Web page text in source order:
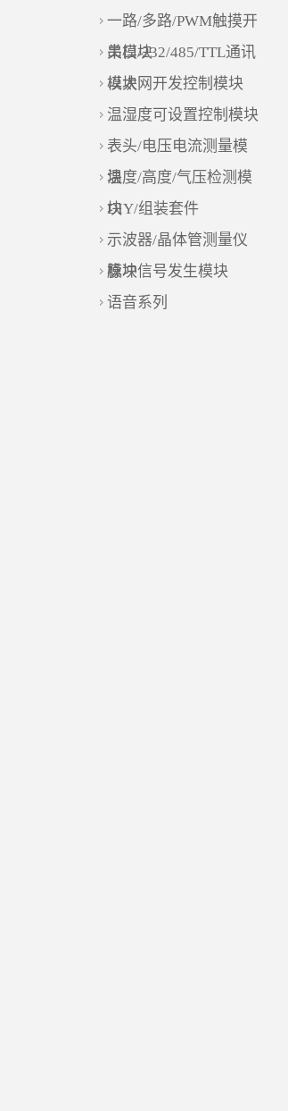
一路/多路/PWM触摸开
关模块
串口/232/485/TTL通讯
模块
以太网开发控制模块
温湿度可设置控制模块
表头/电压电流测量模
块
温度/高度/气压检测模
块
DIY/组装套件
示波器/晶体管测量仪
模块
脉冲信号发生模块
语音系列